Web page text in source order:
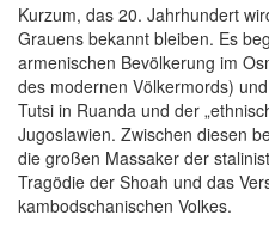
Kurzum, das 20. Jahrhundert
Grauens bekannt bleiben. Es
armenischen Bevölkerung im
des modernen Völkermords)
Tutsi in Ruanda und der
Jugoslawien. Zwischen diesen
die großen Massaker der
Tragödie der Shoah und das
kambodschanischen Volkes.